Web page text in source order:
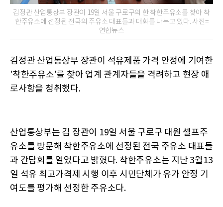
김정관 산업통상부 장관이 19일 서울 구로구의 한 착한주유소를 찾아 착
한주유소에 선정된 전국의 주유소 대표들과 대화를 나누고 있다. 사진=
연합뉴스
김정관 산업통상부 장관이 석유제품 가격 안정에 기여한
'착한주유소'를 찾아 업계 관계자들을 격려하고 현장 애
로사항을 청취했다.
산업통상부는 김 장관이 19일 서울 구로구 대원 셀프주
유소를 방문해 착한주유소에 선정된 전국 주유소 대표들
과 간담회를 열었다고 밝혔다. 착한주유소는 지난 3월13
일 석유 최고가격제 시행 이후 시민단체가 유가 안정 기
여도를 평가해 선정한 주유소다.